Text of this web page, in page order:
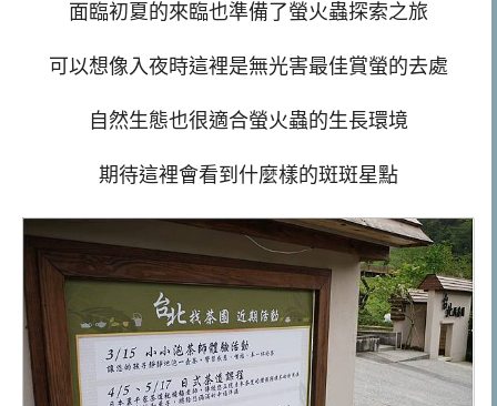
面臨初夏的來臨也準備了螢火蟲探索之旅
可以想像入夜時這裡是無光害最佳賞螢的去處
自然生態也很適合螢火蟲的生長環境
期待這裡會看到什麼樣的斑斑星點